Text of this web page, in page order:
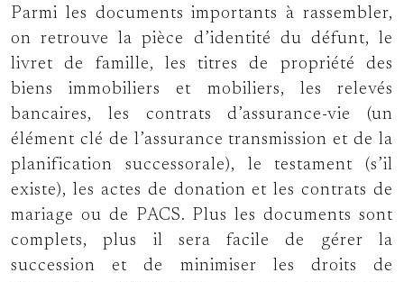
Parmi les documents importants à rassembler,
on retrouve la pièce d’identité du défunt, le
livret de famille, les titres de propriété des
biens immobiliers et mobiliers, les relevés
bancaires, les contrats d’assurance-vie (un
élément clé de l’assurance transmission et de la
planification successorale), le testament (s’il
existe), les actes de donation et les contrats de
mariage ou de PACS. Plus les documents sont
complets, plus il sera facile de gérer la
succession et de minimiser les droits de